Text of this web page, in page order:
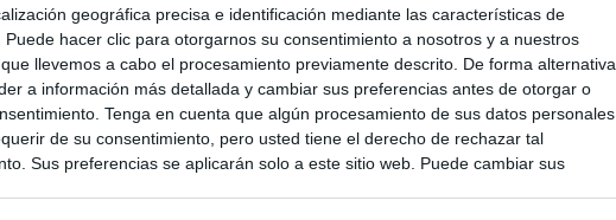
geográfica precisa e identificación mediante las características de
Puede hacer clic para otorgarnos su consentimiento a nosotros y a nuestros
llevemos a cabo el procesamiento previamente descrito. De forma alternativa,
a información más detallada y cambiar sus preferencias antes de otorgar o
Tenga en cuenta que algún procesamiento de sus datos personales
de su consentimiento, pero usted tiene el derecho de rechazar tal
Sus preferencias se aplicarán solo a este sitio web. Puede cambiar sus